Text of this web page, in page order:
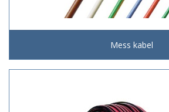
Mess kabel